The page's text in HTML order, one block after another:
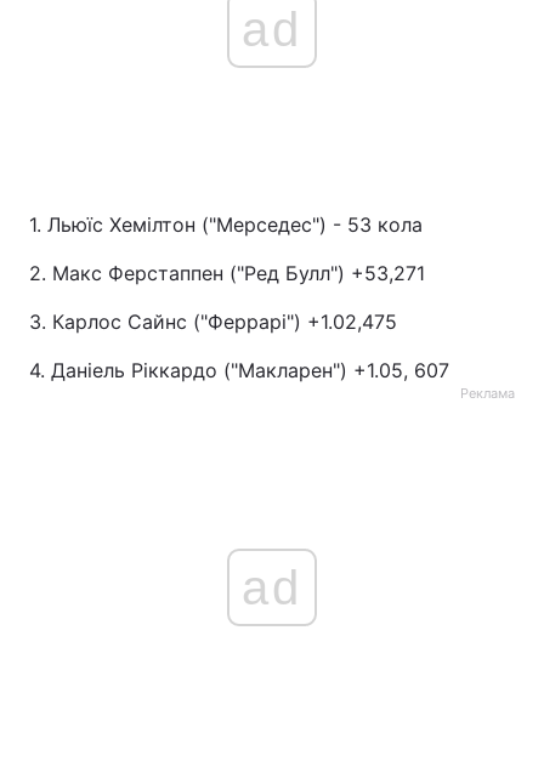
ad
1. Льюїс Хемілтон ("Мерседес") - 53 кола
2. Макс Ферстаппен ("Ред Булл") +53,271
3. Карлос Сайнс ("Феррарі") +1.02,475
4. Даніель Ріккардо ("Макларен") +1.05, 607
Реклама
ad